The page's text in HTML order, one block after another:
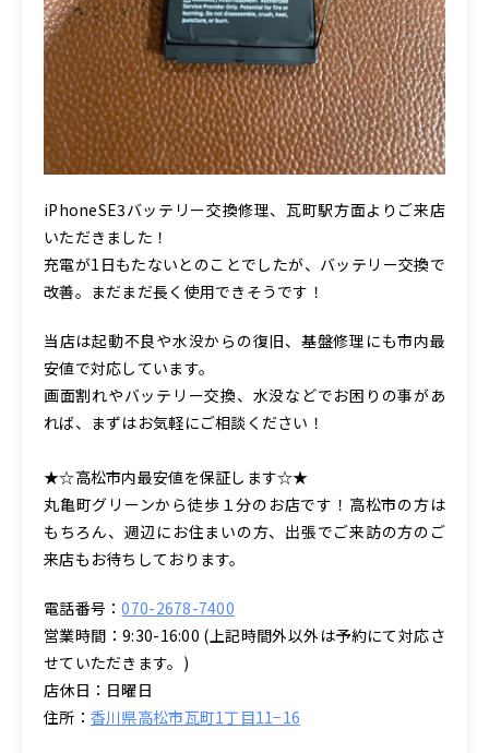
iPhoneSE3バッテリー交換修理、瓦町駅方面よりご来店
いただきました！
充電が1日もたないとのことでしたが、バッテリー交換で
改善。まだまだ長く使用できそうです！
当店は起動不良や水没からの復旧、基盤修理にも市内最
安値で対応しています。
画面割れやバッテリー交換、水没などでお困りの事があ
れば、まずはお気軽にご相談ください！
★☆高松市内最安値を保証します☆★
丸亀町グリーンから徒歩１分のお店です！高松市の方は
もちろん、週辺にお住まいの方、出張でご来訪の方のご
来店もお待ちしております。
電話番号：070-2678-7400
営業時間：9:30-16:00 (上記時間外以外は予約にて対応さ
せていただきます。)
店休日：日曜日
住所： 香川県高松市瓦町1丁目11−16